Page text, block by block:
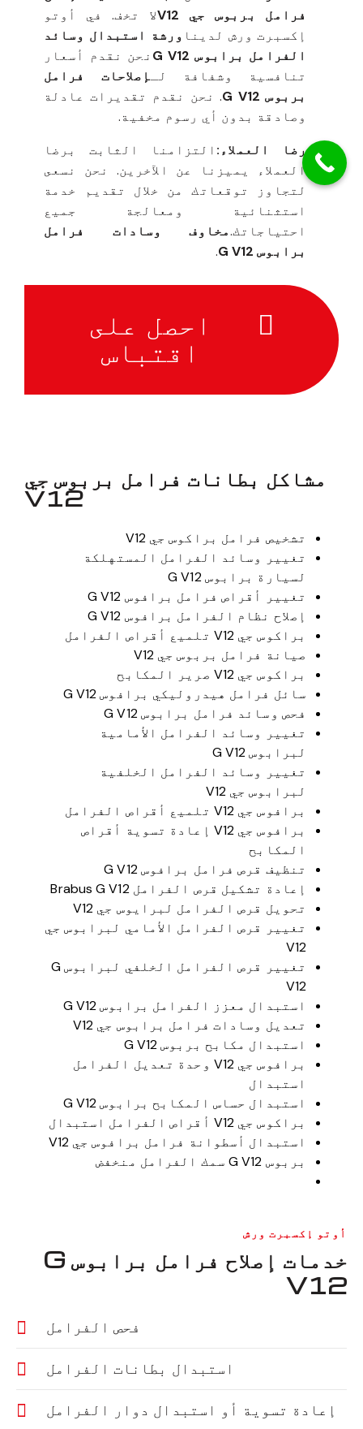
فرامل بربوس جي V12
لا تخف. في أوتو
إكسبرت ورش لدينا ورشة استبدال وسائد
الفرامل برابوس G V12
نحن نقدم أسعار
تنافسية وشفافة لـإصلاحات فرامل
بربوس G V12
. نحن نقدم تقديرات عادلة
وصادقة بدون أي رسوم مخفية.
رضا العملاء: التزامنا الثابت برضا
العملاء يميزنا عن الآخرين. نحن نسعى
لتجاوز توقعاتك من خلال تقديم خدمة
استثنائية ومعالجة جميع
احتياجاتك.مخاوف وسادات فرامل
برابوس G V12
.
احصل على
اقتباس
مشاكل بطانات فرامل بربوس جي
V12
تشخيص فرامل براكوس جي V12
تغيير وسائد الفرامل المستهلكة
لسيارة برابوس G V12
تغيير أقراص فرامل برافوس G V12
إصلاح نظام الفرامل برافوس G V12
براكوس جي V12 تلميع أقراص الفرامل
صيانة فرامل بربوس جي V12
براكوس جي V12 صرير المكابح
سائل فرامل هيدروليكي برافوس G V12
فحص وسائد فرامل برابوس G V12
تغيير وسائد الفرامل الأمامية
لبرابوس G V12
تغيير وسائد الفرامل الخلفية
لبرابوس جي V12
برافوس جي V12 تلميع أقراص الفرامل
برافوس جي V12 إعادة تسوية أقراص
المكابح
تنظيف قرص فرامل برافوس G V12
إعادة تشكيل قرص الفرامل Brabus G V12
تحويل قرص الفرامل لبرايوس جي V12
تغيير قرص الفرامل الأمامي لبرابوس جي
V12
تغيير قرص الفرامل الخلفي لبرابوس G
V12
استبدال معزز الفرامل برابوس G V12
تعديل وسادات فرامل برابوس جي V12
استبدال مكابح بربوس G V12
برافوس جي V12 وحدة تعديل الفرامل
استبدال
استبدال حساس المكابح برابوس G V12
براكوس جي V12 أقراص الفرامل استبدال
استبدال أسطوانة فرامل برافوس جي V12
بربوس G V12 سمك الفرامل منخفض
أوتو إكسبرت ورش
خدمات إصلاح فرامل برابوس G
V12
فحص الفرامل
استبدال بطانات الفرامل
إعادة تسوية أو استبدال دوار الفرامل